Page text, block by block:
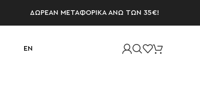
ΔΩΡΕΑΝ ΜΕΤΑΦΟΡΙΚΑ ΑΝΩ ΤΩΝ 35€!
EN